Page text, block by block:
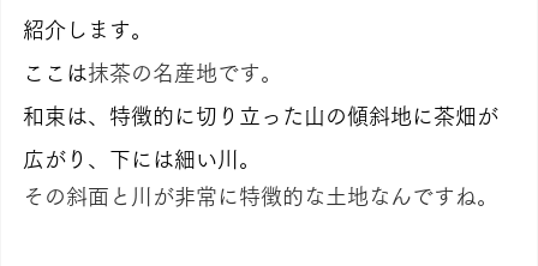
紹介します。
ここは抹茶の名産地です。
和束は、特徴的に切り立った山の傾斜地に茶畑が
広がり、下には細い川。
その斜面と川が非常に特徴的な土地なんですね。